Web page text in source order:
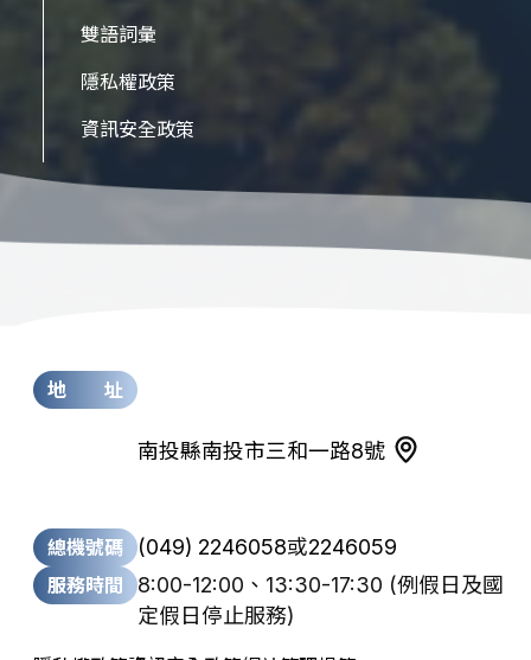
雙語詞彙
隱私權政策
資訊安全政策
地 址
南投縣南投市三和一路8號
總機號碼 (049) 2246058或2246059
服務時間 8:00-12:00、13:30-17:30 (例假日及國
定假日停止服務)